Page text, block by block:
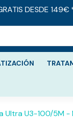
DESDE 149€
Ultra U3-100/5M -